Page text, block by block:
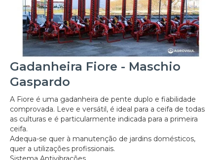
Gadanheira Fiore - Maschio
Gaspardo
A Fiore é uma gadanheira de pente duplo e fiabilidade
comprovada. Leve e versátil, é ideal para a ceifa de todas
as culturas e é particularmente indicada para a primeira
ceifa.
Adequa-se quer à manutenção de jardins domésticos,
quer a utilizações profissionais.